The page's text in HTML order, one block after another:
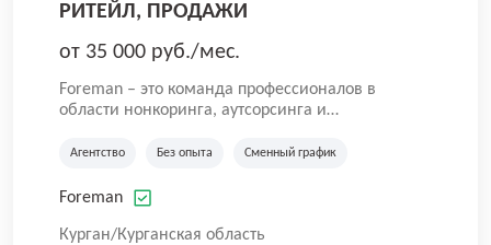
РИТЕЙЛ, ПРОДАЖИ
от 35 000 руб./мес.
Foreman – это команда профессионалов в
области нонкоринга, аутсорсинга и
Компаниям и их Руководителям
которых задействованы люди, и тем самым
всей России. В работе нашей компании
Агентство Без опыта Сменный график
Foreman
Курган/Курганская область